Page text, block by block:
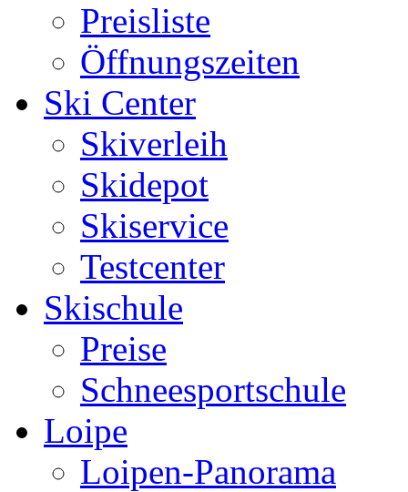
Preisliste
Öffnungszeiten
Ski Center
Skiverleih
Skidepot
Skiservice
Testcenter
Skischule
Preise
Schneesportschule
Loipe
Loipen-Panorama